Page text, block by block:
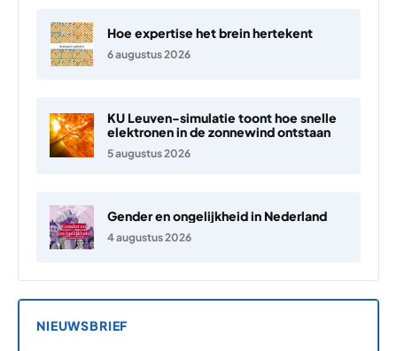
Hoe expertise het brein hertekent
6 augustus 2026
KU Leuven-simulatie toont hoe snelle
elektronen in de zonnewind ontstaan
5 augustus 2026
Gender en ongelijkheid in Nederland
4 augustus 2026
NIEUWSBRIEF